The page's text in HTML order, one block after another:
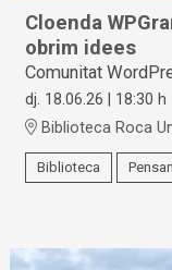
Cloenda
obrim idees
Comunitat
dj. 18.06.26
18:30 h
Biblioteca Roca
Biblioteca